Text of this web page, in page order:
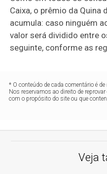
Caixa, o prêmio da Quina
acumula: caso ninguém
valor será dividido entre
seguinte, conforme as
* O conteúdo de cada comentário é
Nos reservamos ao direito de
com o propósito do site ou que
Veja